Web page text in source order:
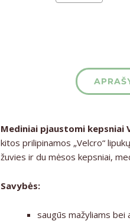
Mediniai pjaustomi kepsniai
kitos prilipinamos „Velcro“
žuvies ir du mėsos kepsniai,
Savybės:
saugūs mažyliams bei